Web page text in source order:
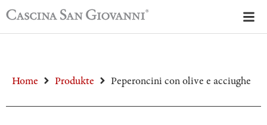
Home Produkte Peperoncini con olive e acciughe